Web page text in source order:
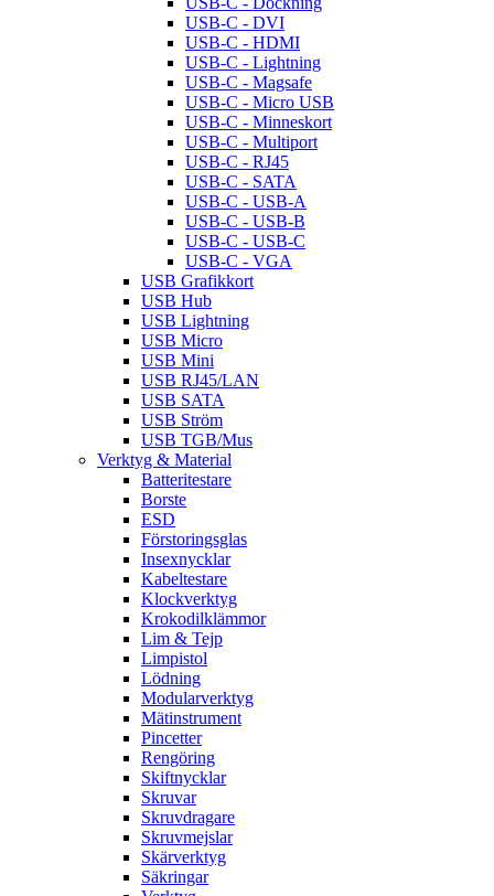
USB-C - DVI
USB-C - HDMI
USB-C - Lightning
USB-C - Magsafe
USB-C - Micro USB
USB-C - Minneskort
USB-C - Multiport
USB-C - RJ45
USB-C - SATA
USB-C - USB-A
USB-C - USB-B
USB-C - USB-C
USB-C - VGA
USB Grafikkort
USB Hub
USB Lightning
USB Micro
USB Mini
USB RJ45/LAN
USB SATA
USB Ström
USB TGB/Mus
Verktyg & Material
Batteritestare
Borste
ESD
Förstoringsglas
Insexnycklar
Kabeltestare
Klockverktyg
Krokodilklämmor
Lim & Tejp
Limpistol
Lödning
Modularverktyg
Mätinstrument
Pincetter
Rengöring
Skiftnycklar
Skruvar
Skruvdragare
Skruvmejslar
Skärverktyg
Säkringar